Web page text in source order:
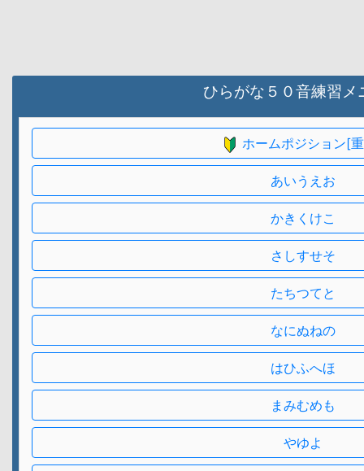
ひらがな５０音練習メ
ホームポジション[
あいうえお
かきくけこ
さしすせそ
たちつてと
なにぬねの
はひふへほ
まみむめも
やゆよ